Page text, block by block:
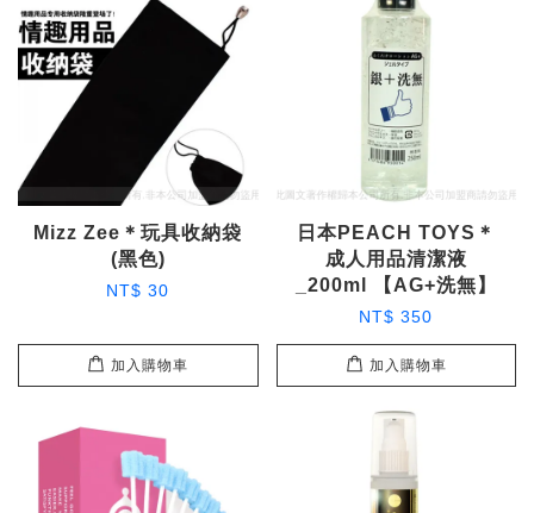
Mizz Zee＊玩具收納袋
(黑色)
NT$ 30
加入購物車
日本PEACH TOYS＊
成人用品清潔液
_200ml 【AG+洗無】
NT$ 350
加入購物車